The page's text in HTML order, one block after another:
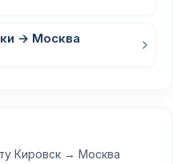
→ Москва
Кировск → Москва